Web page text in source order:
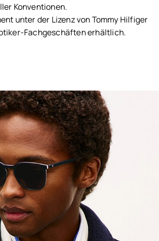
Konventionen.
unter der Lizenz von Tommy Hilfiger
Fachgeschäften erhältlich.